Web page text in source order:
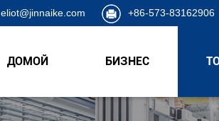
eliot@jinnaike.com +86-573-83162906
ДОМОЙ БИЗНЕС